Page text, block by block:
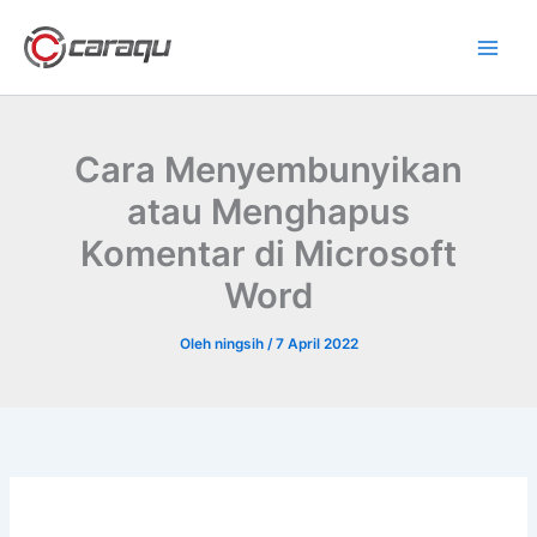
konten
Cara Menyembunyikan
atau Menghapus
Komentar di Microsoft
Word
Oleh ningsih /7 April 2022